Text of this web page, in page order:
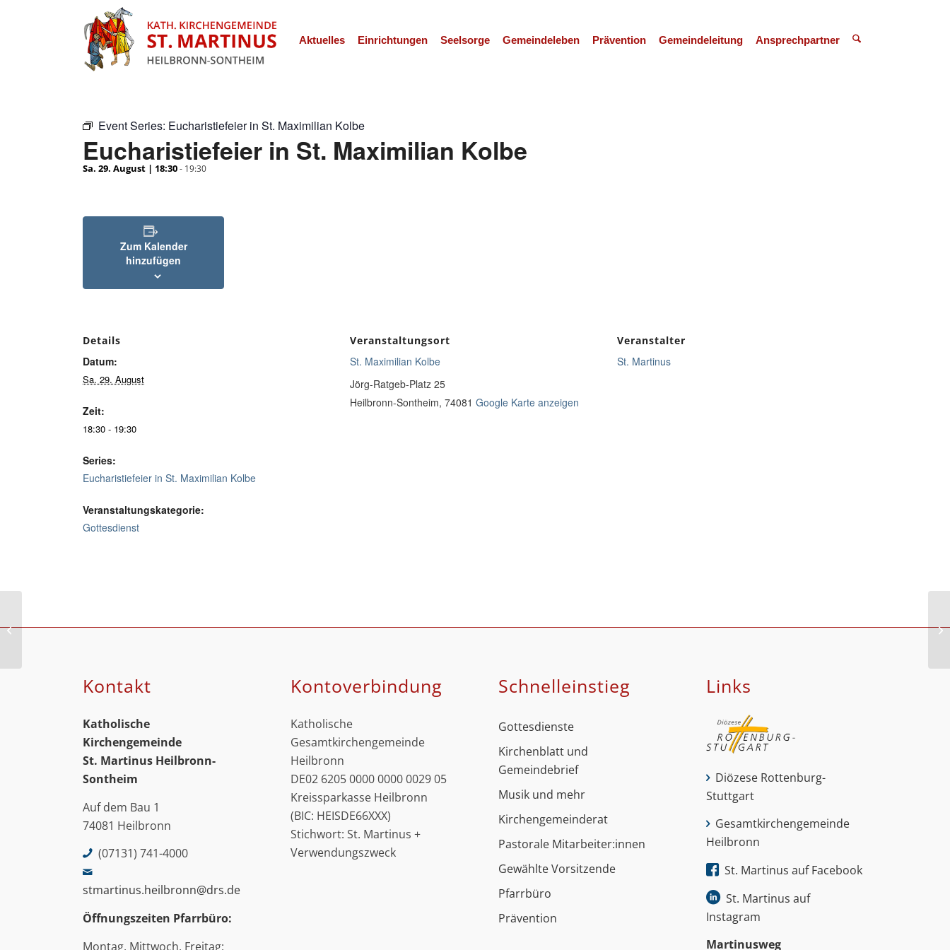
Aktuelles Einrichtungen Seelsorge Gemeindeleben Prävention Gemeindeleitung Ansprechpartner
Event Series: Eucharistiefeier in St. Maximilian Kolbe
Eucharistiefeier in St. Maximilian Kolbe
Sa. 29. August | 18:30- 19:30
Zum Kalender
hinzufügen
Details
Datum:
Sa. 29. August
Zeit:
18:30 - 19:30
Series:
Eucharistiefeier in St. Maximilian Kolbe
Veranstaltungskategorie:
Gottesdienst
Veranstaltungsort
St. Maximilian Kolbe
Jörg-Ratgeb-Platz 25
Heilbronn-Sontheim, 74081 Google Karte anzeigen
Veranstalter
St. Martinus
Kontakt
Katholische
Kirchengemeinde
St. Martinus Heilbronn-
Sontheim
Auf dem Bau 1
74081 Heilbronn
(07131) 741-4000
stmartinus.heilbronn@drs.de
Öffnungszeiten Pfarrbüro:
Montag, Mittwoch, Freitag:
Kontoverbindung
Katholische
Gesamtkirchengemeinde
Heilbronn
DE02 6205 0000 0000 0029 05
Kreissparkasse Heilbronn
(BIC: HEISDE66XXX)
Stichwort: St. Martinus +
Verwendungszweck
Schnell­einstieg
Gottesdienste
Kirchenblatt und
Gemeindebrief
Musik und mehr
Kirchengemeinderat
Pastorale Mitarbeiter:innen
Gewählte Vorsitzende
Pfarrbüro
Prävention
Links
Diözese Rottenburg-
Stuttgart
Gesamtkirchengemeinde
Heilbronn
St. Martinus auf Facebook
St. Martinus auf
Instagram
Martinus­weg